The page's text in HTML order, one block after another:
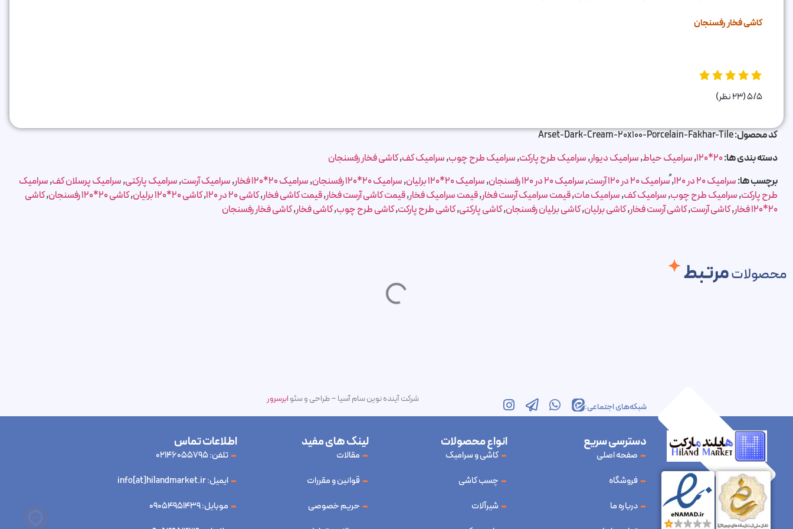
کاشی فخار رفسنجان
5/5(23 نظر)
کد محصول:Arset-Dark-Cream-20x100-Porcelain-Fakhar-Tile
دسته بندی ها:20*120
,سرامیک حیاط,سرامیک دیوار,سرامیک طرح پارکت,سرامیک طرح چوب,سرامیک کف,کاشی فخار رفسنجان
برچسب ها:سرامیک 20 در 120 ,ُسرامیک 20 در 120 آرست ,سرامیک 20 در 120 رفسنجان ,سرامیک 20*120 برلیان ,سرامیک 20*120 رفسنجان ,سرامیک 20*120 فخار ,سرامیک آرست,سرامیک پارکتی,سرامیک پرسلان کف,سرامیک
طرح پارکت,سرامیک طرح چوب,سرامیک کف,سرامیک مات,قیمت سرامیک آرست فخار,قیمت سرامیک فخار,قیمت کاشی آرست فخار,قیمت کاشی فخار,کاشی 20 در 120 ,کاشی 20*120 برلیان ,کاشی 20*120 رفسنجان ,کاشی
20*120 فخار
,کاشی آرست,کاشی آرست فخار,کاشی برلیان,کاشی برلیان رفسنجان,کاشی پارکتی,کاشی طرح پارکت,کاشی طرح چوب,کاشی فخار,کاشی فخار رفسنجان
محصولاتمرتبط
شبکه‌های اجتماعی:
شرکت آینده نوین سام آسیا – طراحی و سئوابرسرور
دسترسی سریع
صفحه اصلی
فروشگاه
درباره ما
انواع محصولات
کاشی و سرامیک
چسب کاشی
شیرآلات
لینک های مفید
مقالات
قوانین و مقررات
حریم خصوصی
اطلاعات تماس
تلفن: 02146055795
ایمیل: info[at]hilandmarket.ir
موبایل: 09054951439